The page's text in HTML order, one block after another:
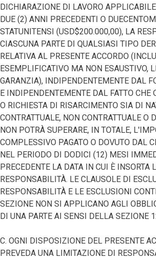
DICHIARAZIONE DI LAVORO
DUE (2) ANNI PRECEDENTI O
STATUNITENSI (USD$200.000,00), LA
CIASCUNA PARTE DI QUALSIASI TIPO
RELATIVA AL PRESENTE ACCORDO
ESEMPLIFICATIVO MA NON ESAUSTIVO,
GARANZIA), INDIPENDENTEMENTE DAL
E INDIPENDENTEMENTE DAL FATTO CHE
O RICHIESTA DI RISARCIMENTO SIA DI
CONTRATTUALE, NON CONTRATTUALE O
NON POTRÀ SUPERARE, IN TOTALE,
COMPLESSIVO PAGATO O DOVUTO DAL
NEL PERIODO DI DODICI (12) MESI
PRECEDENTE LA DATA IN CUI È INSORTA
RESPONSABILITÀ. LE CLAUSOLE DI
RESPONSABILITÀ E LE ESCLUSIONI
SEZIONE NON SI APPLICANO AGLI
DI UNA PARTE AI SENSI DELLA SEZIONE
C. OGNI DISPOSIZIONE DEL PRESENTE
PREVEDA UNA LIMITAZIONE DI